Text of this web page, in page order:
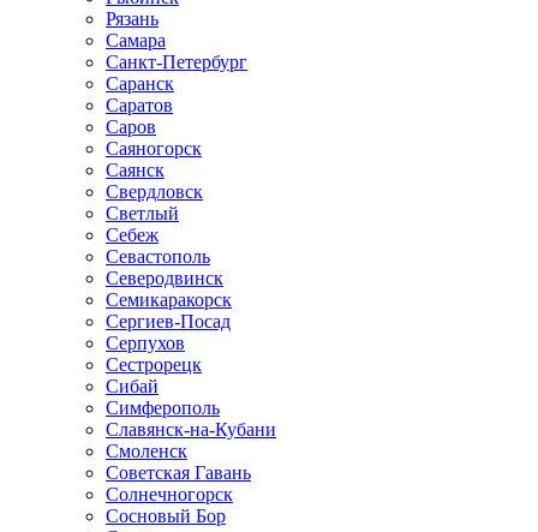
Рязань
Самара
Санкт-Петербург
Саранск
Саратов
Саров
Саяногорск
Саянск
Свердловск
Светлый
Себеж
Севастополь
Северодвинск
Семикаракорск
Сергиев-Посад
Серпухов
Сестрорецк
Сибай
Симферополь
Славянск-на-Кубани
Смоленск
Советская Гавань
Солнечногорск
Сосновый Бор